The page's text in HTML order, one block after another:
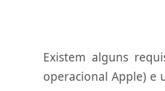
Existem alguns
operacional Apple) e